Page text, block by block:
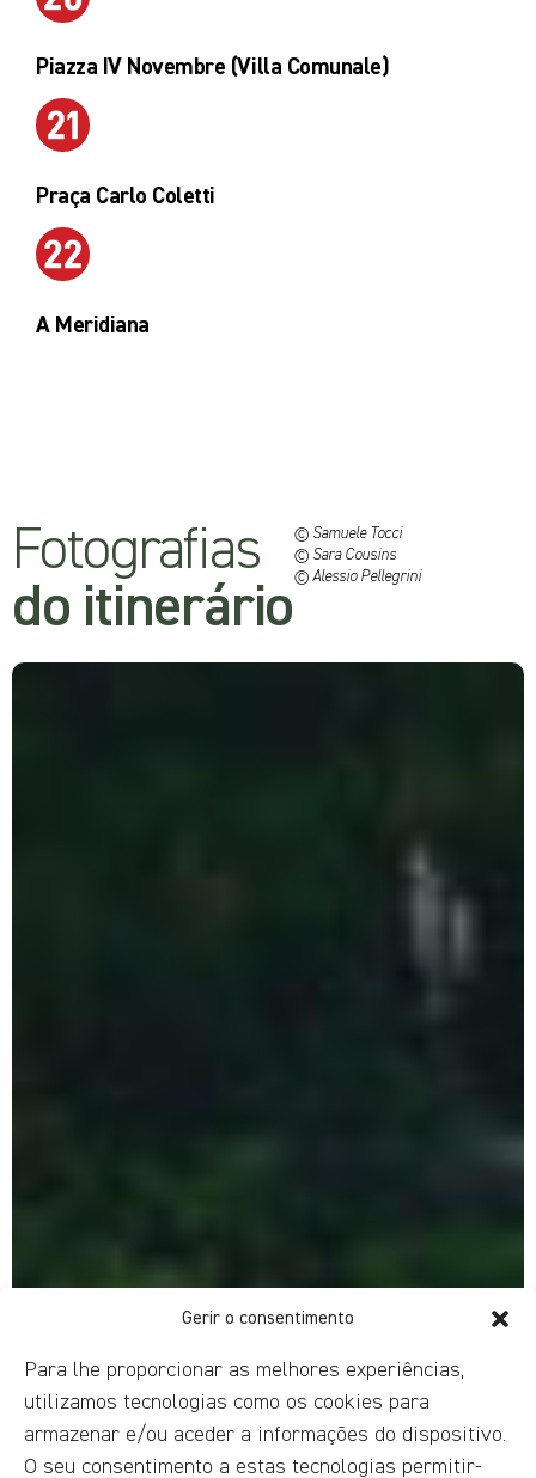
Gerir o consentimento
Para lhe proporcionar as melhores experiências,
utilizamos tecnologias como os cookies para
armazenar e/ou aceder a informações do dispositivo.
O seu consentimento a estas tecnologias permitir-
Piazza IV Novembre (Villa Comunale)
Praça Carlo Coletti
A Meridiana
Fotografias
do itinerário
© Samuele Tocci
© Sara Cousins
© Alessio Pellegrini